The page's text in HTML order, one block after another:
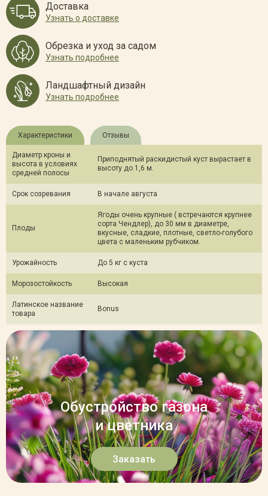
Доставка
Узнать о доставке
Обрезка и уход за садом
Узнать подробнее
Ландшафтный дизайн
Узнать подробнее
Характеристики Отзывы
Диаметр кроны и
высота в условиях
средней полосы
Приподнятый раскидистый куст вырастает в
высоту до 1,6 м.
Срок созревания В начале августа
Плоды
Ягоды очень крупные ( встречаются крупнее
сорта Чендлер), до 30 мм в диаметре,
вкусные, сладкие, плотные, светло-голубого
цвета с маленьким рубчиком.
Урожайность До 5 кг с куста
Морозостойкость Высокая
Латинское название
товара
Bonus
Обустройство газона
и цветника
Заказать